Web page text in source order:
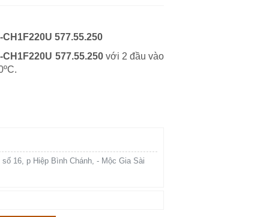
577.55.250
577.55.250với 2 đầu vào
16, p Hiệp Bình Chánh, - Mộc Gia Sài